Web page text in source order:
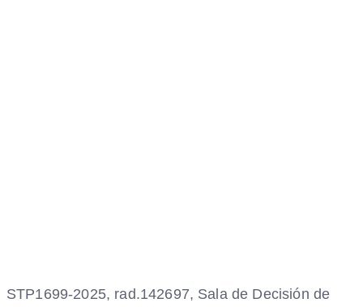
STP1699-2025, rad.142697, Sala de Decisión de